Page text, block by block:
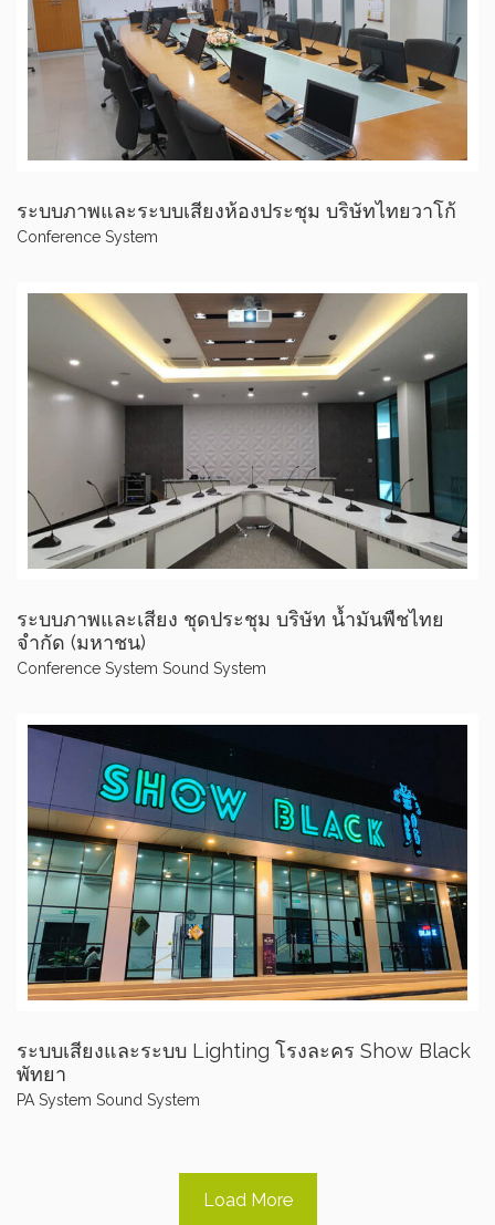
ระบบภาพและระบบเสียงห้องประชุม บริษัทไทยวาโก้
Conference System
ระบบภาพและเสียง ชุดประชุม บริษัท น้ำมันพืชไทย
จำกัด (มหาชน)
Conference System Sound System
ระบบเสียงและระบบ Lighting โรงละคร Show Black
พัทยา
PA System Sound System
Load More